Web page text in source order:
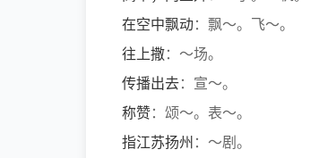
在空中飘动：飘～。飞～。
往上撒：～场。
传播出去：宣～。
称赞：颂～。表～。
指江苏扬州：～剧。